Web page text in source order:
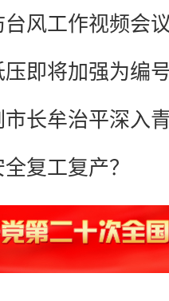
风工作视频会
复工复产？